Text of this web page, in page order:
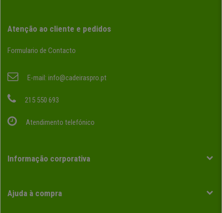
Atenção ao cliente e pedidos
Formulario de Contacto
E-mail: info@cadeiraspro.pt
215 550 693
Atendimento telefónico
Informação corporativa
Ajuda à compra